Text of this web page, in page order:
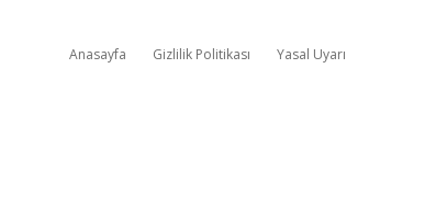
Anasayfa Gizlilik Politikası Yasal Uyarı